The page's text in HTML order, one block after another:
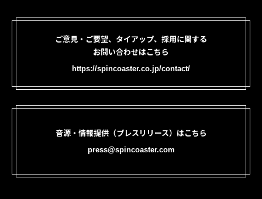
ご意見・ご要望、タイアップ、採用に関する
お問い合わせはこちら
https://spincoaster.co.jp/contact/
音源・情報提供（プレスリリース）はこちら
press@spincoaster.com